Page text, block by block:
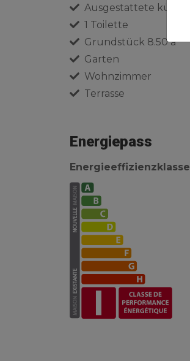
Ausgestattete küche
1 Toilette
Grundstück 8.50 a
Garten
Wohnzimmer
Terrasse
Energiepass
Energieeffizienzklasse